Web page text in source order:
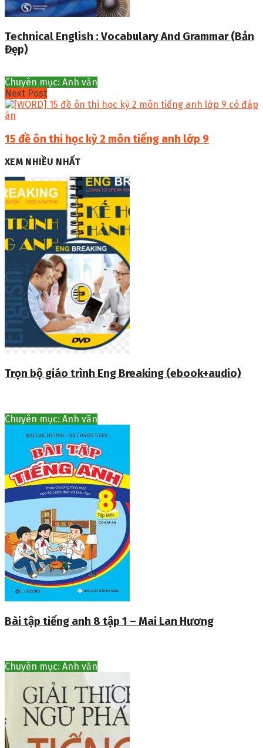
Technical English : Vocabulary And Grammar (Bản
Đẹp)
Chuyên mục: Anh văn
Next Post
15 đề ôn thi học kỳ 2 môn tiếng anh lớp 9
XEM NHIỀU NHẤT
Trọn bộ giáo trình Eng Breaking (ebook+audio)
Chuyên mục: Anh văn
Bài tập tiếng anh 8 tập 1 – Mai Lan Hương
Chuyên mục: Anh văn